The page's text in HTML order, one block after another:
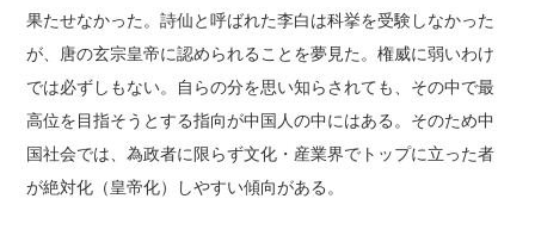
果たせなかった。詩仙と呼ばれた李白は科挙を受験しなかった
が、唐の玄宗皇帝に認められることを夢見た。権威に弱いわけ
では必ずしもない。自らの分を思い知らされても、その中で最
高位を目指そうとする指向が中国人の中にはある。そのため中
国社会では、為政者に限らず文化・産業界でトップに立った者
が絶対化（皇帝化）しやすい傾向がある。